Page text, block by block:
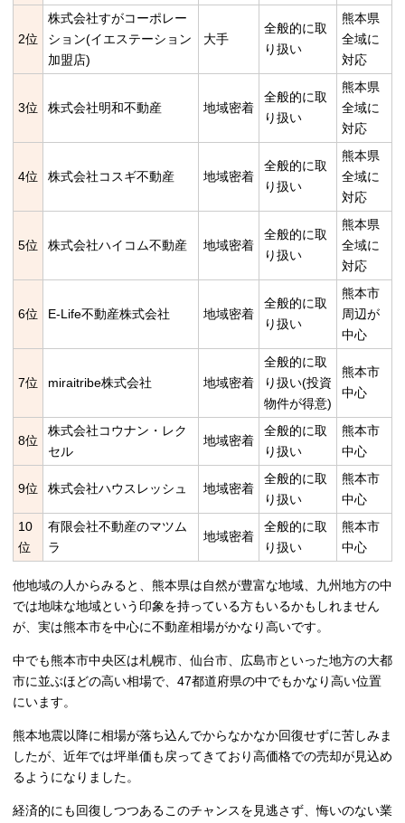
2位
株式会社すがコーポレー
ション(イエステーション
加盟店)
大手
全般的に取
り扱い
熊本県
全域に
対応
3位 株式会社明和不動産 地域密着
全般的に取
り扱い
熊本県
全域に
対応
4位 株式会社コスギ不動産 地域密着
全般的に取
り扱い
熊本県
全域に
対応
5位 株式会社ハイコム不動産 地域密着
全般的に取
り扱い
熊本県
全域に
対応
6位 E-Life不動産株式会社 地域密着
全般的に取
り扱い
熊本市
周辺が
中心
7位 miraitribe株式会社 地域密着
全般的に取
り扱い(投資
物件が得意)
熊本市
中心
8位
株式会社コウナン・レク
セル
地域密着
全般的に取
り扱い
熊本市
中心
9位 株式会社ハウスレッシュ 地域密着
全般的に取
り扱い
熊本市
中心
10
位
有限会社不動産のマツム
ラ
地域密着
全般的に取
り扱い
熊本市
中心
他地域の人からみると、熊本県は自然が豊富な地域、九州地方の中
では地味な地域という印象を持っている方もいるかもしれません
が、実は熊本市を中心に不動産相場がかなり高いです。
中でも熊本市中央区は札幌市、仙台市、広島市といった地方の大都
市に並ぶほどの高い相場で、47都道府県の中でもかなり高い位置
にいます。
熊本地震以降に相場が落ち込んでからなかなか回復せずに苦しみま
したが、近年では坪単価も戻ってきており高価格での売却が見込め
るようになりました。
経済的にも回復しつつあるこのチャンスを見逃さず、悔いのない業